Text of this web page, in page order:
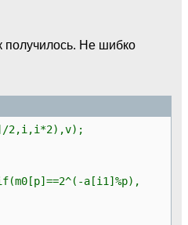
получилось. Не шибко
2,i,i*2),v);
a[i1]%p),